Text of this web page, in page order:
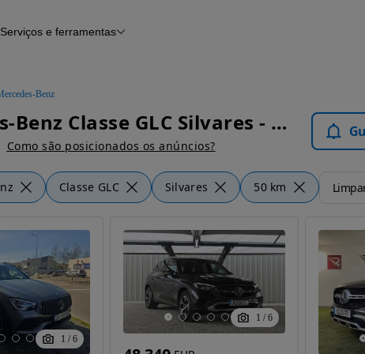
Histórico do veículo
Serviços e ferramentas
Benz
Mercedes-Benz Classe GLC Silvares - Carros
Como são posicionados os anúncios?
Classe GLC Silvares 50 km
1 / 6
1 / 6